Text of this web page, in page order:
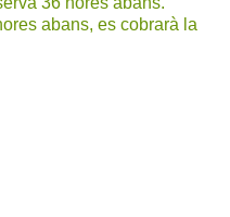
abans, es cobrarà la